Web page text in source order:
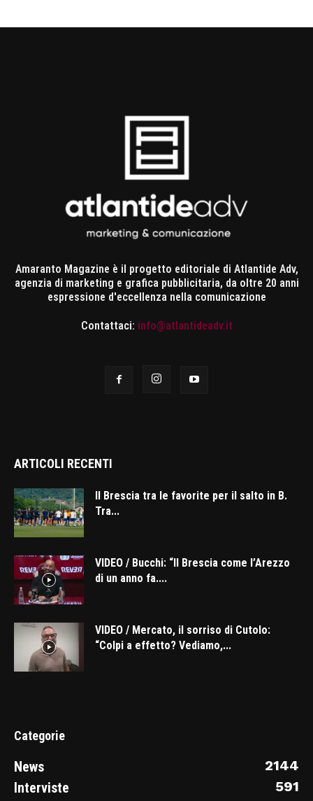
Amaranto Magazine è il progetto editoriale di Atlantide Adv,
agenzia di marketing e grafica pubblicitaria, da oltre 20 anni
espressione d'eccellenza nella comunicazione
Contattaci: info@atlantideadv.it
ARTICOLI RECENTI
Il Brescia tra le favorite per il salto in B.
Tra...
VIDEO / Bucchi: “Il Brescia come l’Arezzo
di un anno fa....
VIDEO / Mercato, il sorriso di Cutolo:
“Colpi a effetto? Vediamo,...
Categorie
News
2144
Interviste
591